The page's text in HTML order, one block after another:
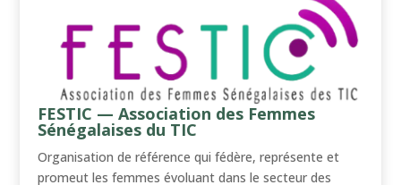
FESTIC — Association des Femmes
Sénégalaises du TIC
Organisation de référence qui fédère, représente et
promeut les femmes évoluant dans le secteur des